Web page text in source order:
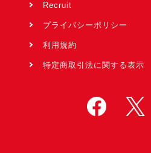
Recruit
プライバシーポリシー
利用規約
特定商取引法に関する表示